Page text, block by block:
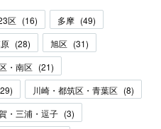
区 (16) 多摩 (49)
(28) 旭区 (31)
・南区 (21)
29) 川崎・都筑区・青葉区 (8)
・三浦・逗子 (3)